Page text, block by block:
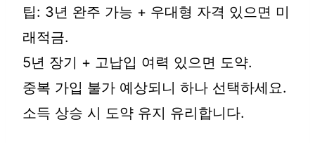
팁: 3년 완주 가능 + 우대형 자격 있으면 미
래적금.
5년 장기 + 고납입 여력 있으면 도약.
중복 가입 불가 예상되니 하나 선택하세요.
소득 상승 시 도약 유지 유리합니다.